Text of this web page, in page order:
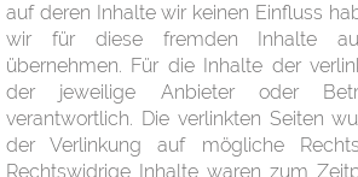
auf deren Inhalte wir keinen Einfluss
wir für diese fremden Inhalte
übernehmen. Für die Inhalte der
der jeweilige Anbieter oder
verantwortlich. Die verlinkten Seiten
der Verlinkung auf mögliche
Rechtswidrige Inhalte waren zum